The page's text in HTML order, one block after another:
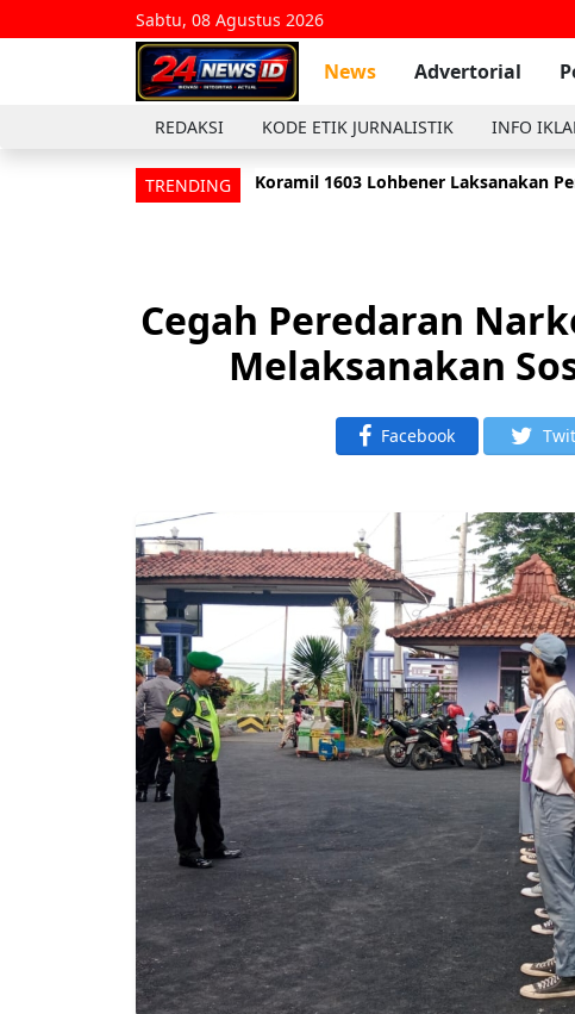
Sabtu, 08 Agustus 2026
News Advertorial
REDAKSI KODE ETIK JURNALISTIK INFO
TRENDING Koramil 1603 Lohbener Laksanakan
Anggota Koramil 1601/Indramayu
Cegah Peredaran
Melaksanakan
Facebook